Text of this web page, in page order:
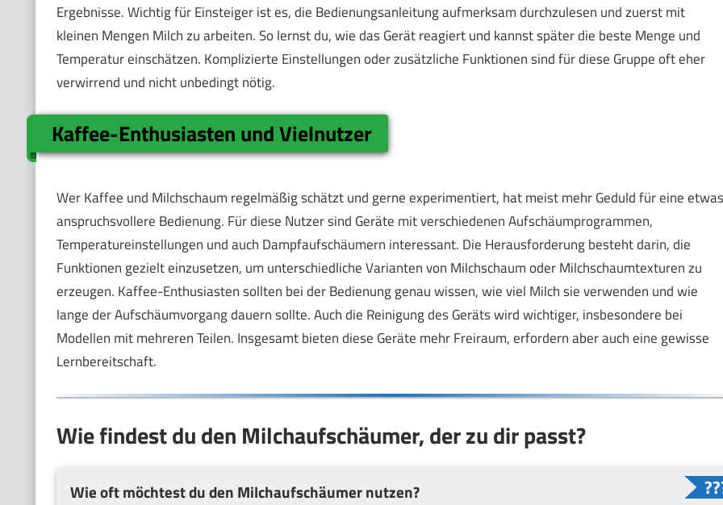
Ergebnisse. Wichtig für Einsteiger ist es, die Bedienungsanleitung aufmerksam durchzulesen und zuerst mit
kleinen Mengen Milch zu arbeiten. So lernst du, wie das Gerät reagiert und kannst später die beste Menge und
Temperatur einschätzen. Komplizierte Einstellungen oder zusätzliche Funktionen sind für diese Gruppe oft eher
verwirrend und nicht unbedingt nötig.
Kaffee-Enthusiasten und Vielnutzer
Wer Kaffee und Milchschaum regelmäßig schätzt und gerne experimentiert, hat meist mehr Geduld für eine etwas
anspruchsvollere Bedienung. Für diese Nutzer sind Geräte mit verschiedenen Aufschäumprogrammen,
Temperatureinstellungen und auch Dampfaufschäumern interessant. Die Herausforderung besteht darin, die
Funktionen gezielt einzusetzen, um unterschiedliche Varianten von Milchschaum oder Milchschaumtexturen zu
erzeugen. Kaffee-Enthusiasten sollten bei der Bedienung genau wissen, wie viel Milch sie verwenden und wie
lange der Aufschäumvorgang dauern sollte. Auch die Reinigung des Geräts wird wichtiger, insbesondere bei
Modellen mit mehreren Teilen. Insgesamt bieten diese Geräte mehr Freiraum, erfordern aber auch eine gewisse
Lernbereitschaft.
Wie findest du den Milchaufschäumer, der zu dir passt?
Wie oft möchtest du den Milchaufschäumer nutzen?